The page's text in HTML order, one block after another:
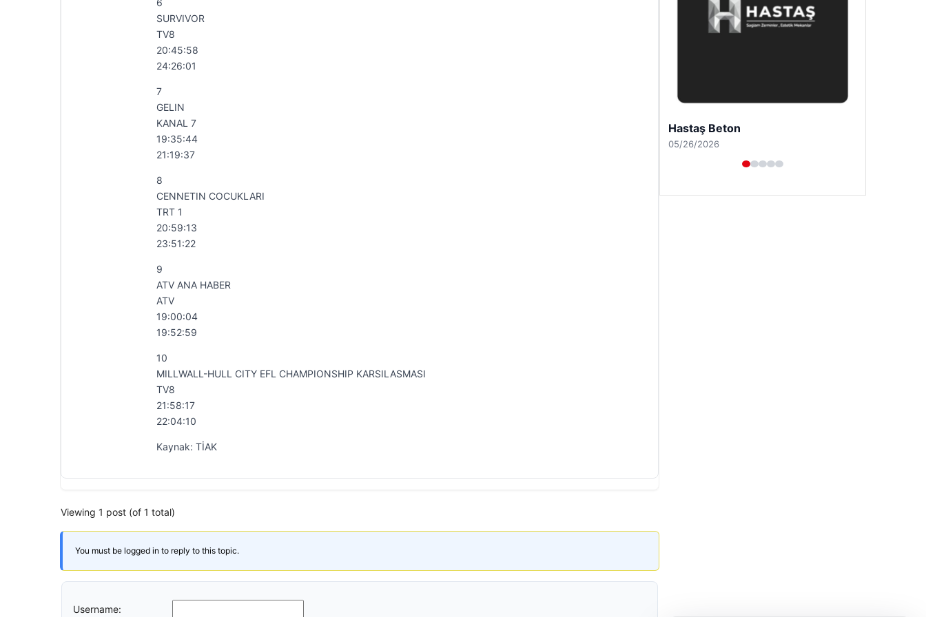
6
SURVIVOR
TV8
20:45:58
24:26:01
7
GELIN
KANAL 7
19:35:44
21:19:37
8
CENNETIN COCUKLARI
TRT 1
20:59:13
23:51:22
9
ATV ANA HABER
ATV
19:00:04
19:52:59
10
MILLWALL-HULL CITY EFL CHAMPIONSHIP KARSILASMASI
TV8
21:58:17
22:04:10
Kaynak: TİAK
Viewing 1 post (of 1 total)
You must be logged in to reply to this topic.
Username:
Hastaş Beton
05/26/2026